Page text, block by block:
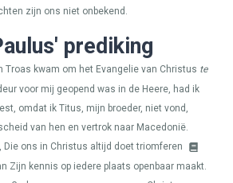
zijn ons niet onbekend.
prediking
Troas kwam om het Evangelie van Christus te
voor mij geopend was in de Heere, had ik
omdat ik Titus, mijn broeder, niet vond,
van hen en vertrok naar Macedonië.
Die ons in Christus altijd doet triomferen
Zijn kennis op iedere plaats openbaar maakt.